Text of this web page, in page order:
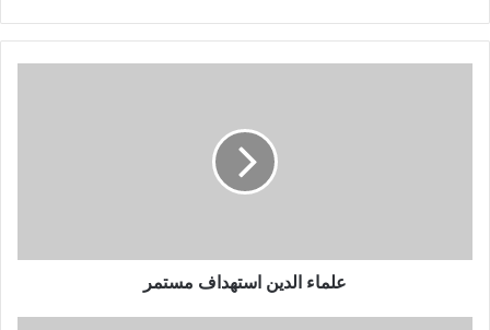
علماء الدين استهداف مستمر